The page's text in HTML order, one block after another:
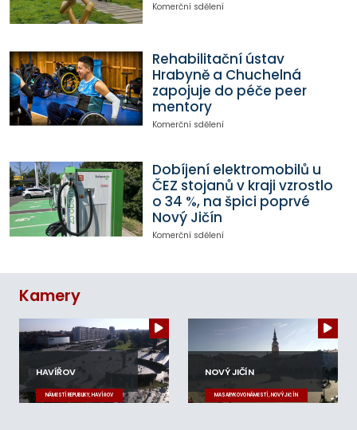
Komerční sdělení
Rehabilitační ústav
Hrabyně a Chuchelná
zapojuje do péče peer
mentory
Komerční sdělení
Dobíjení elektromobilů u
ČEZ stojanů v kraji vzrostlo
o 34 %, na špici poprvé
Nový Jičín
Komerční sdělení
Kamery
HAVÍŘOV
NÁMĚSTÍ REPUBLIKY, HAVÍŘOV
NOVÝ JIČÍN
MASARYKOVO NÁMĚSTÍ, NOVÝ JIČÍN